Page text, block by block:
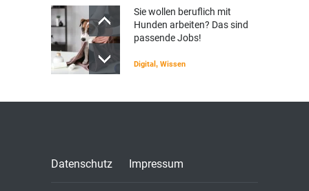
Sie wollen beruflich mit
Hunden arbeiten? Das sind
passende Jobs!
Digital , Wissen
Datenschutz Impressum